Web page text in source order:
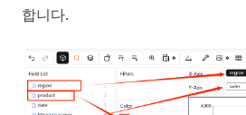
합니다.